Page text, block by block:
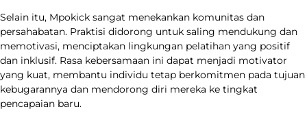
Selain itu, Mpokick sangat menekankan komunitas dan
persahabatan. Praktisi didorong untuk saling mendukung dan
memotivasi, menciptakan lingkungan pelatihan yang positif
dan inklusif. Rasa kebersamaan ini dapat menjadi motivator
yang kuat, membantu individu tetap berkomitmen pada tujuan
kebugarannya dan mendorong diri mereka ke tingkat
pencapaian baru.